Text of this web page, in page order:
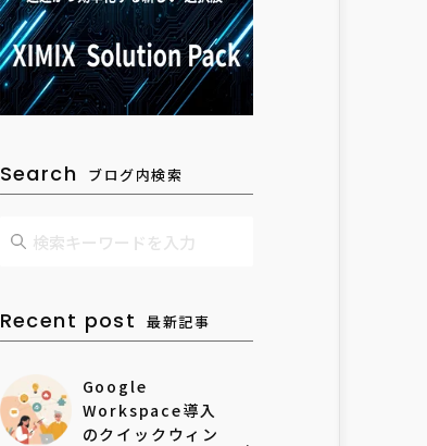
Search ブログ内検索
Recent post 最新記事
Google
Workspace導入
のクイックウィン